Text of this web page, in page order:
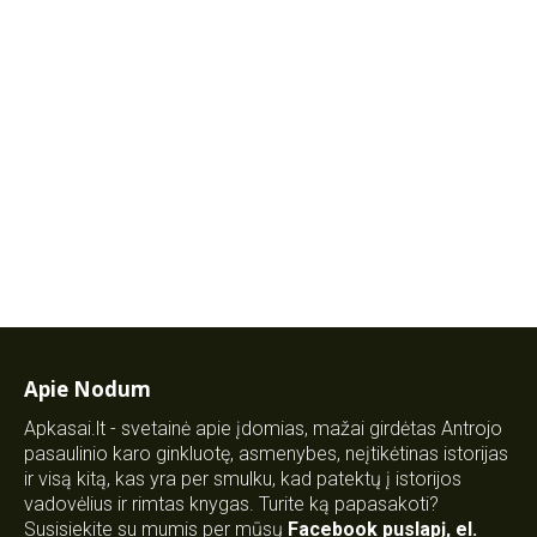
Apie Nodum
Apkasai.lt - svetainė apie įdomias, mažai girdėtas Antrojo
pasaulinio karo ginkluotę, asmenybes, neįtikėtinas istorijas
ir visą kitą, kas yra per smulku, kad patektų į istorijos
vadovėlius ir rimtas knygas. Turite ką papasakoti?
Susisiekite su mumis per mūsų Facebook puslapį, el.